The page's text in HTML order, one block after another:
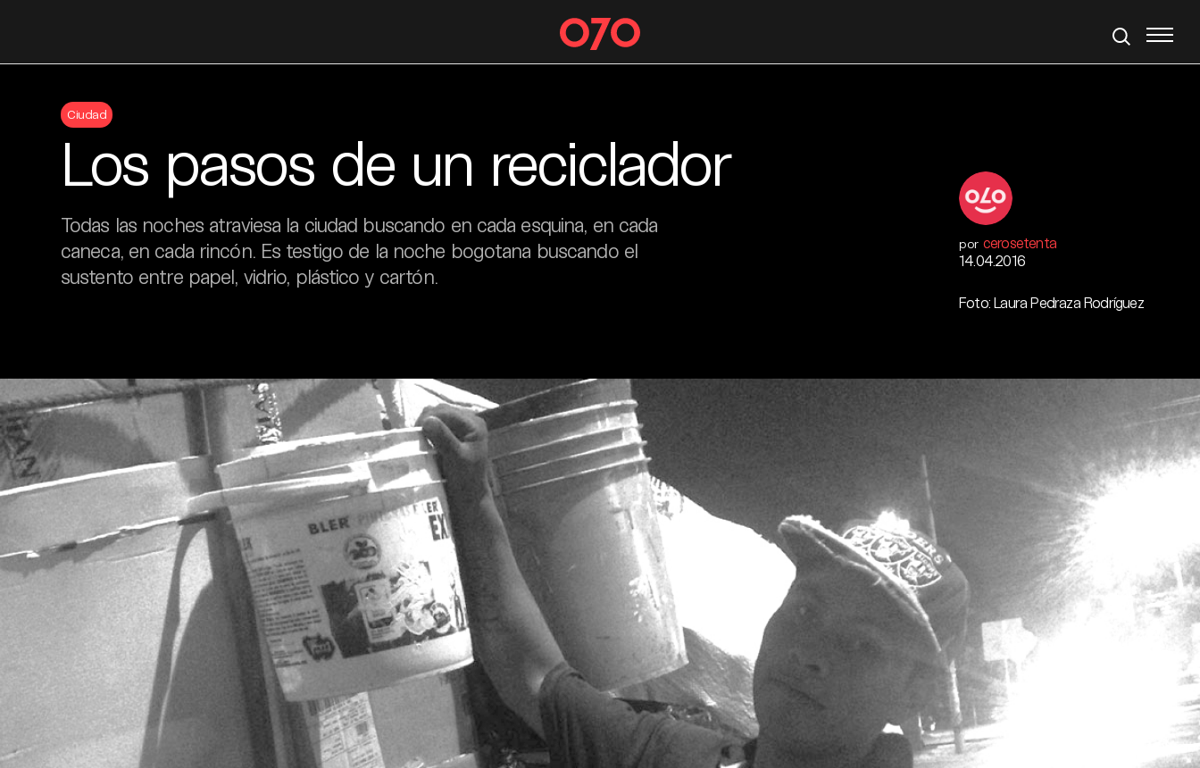
Ciudad
Los pasos de un reciclador
Todas las noches atraviesa la ciudad buscando en cada esquina, en cada
caneca, en cada rincón. Es testigo de la noche bogotana buscando el
sustento entre papel, vidrio, plástico y cartón.
por cerosetenta
14.04.2016
Foto: Laura Pedraza Rodríguez